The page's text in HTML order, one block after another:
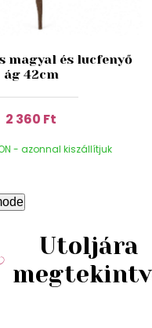
magyal és lucfenyő
ág 42cm
2 360 Ft
- azonnal kiszállítjuk
Utoljára